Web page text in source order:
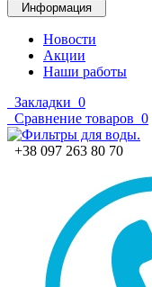
Информация
Новости
Акции
Наши работы
Закладки 0
Сравнение товаров 0
+38 097 263 80 70